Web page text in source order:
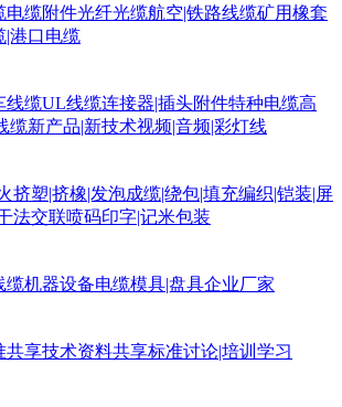
电缆附件光纤光缆航空|铁路线缆矿用橡套
|港口电缆
线缆UL线缆连接器|插头附件特种电缆高
缆新产品|新技术视频|音频|彩灯线
挤塑|挤橡|发泡成缆|绕包|填充编织|铠装|屏
法交联喷码印字|记米包装
缆机器设备电缆模具|盘具企业厂家
共享技术资料共享标准讨论|培训学习